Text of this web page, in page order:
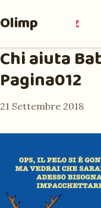
Olimpia Ruiz
Chi aiuta
Pagina012
21 Settembre 2018